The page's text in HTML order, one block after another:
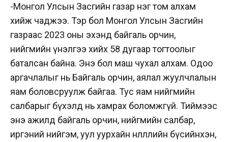
-Монгол Улсын Засгийн газар нэг том алхам
хийж чаджээ. Тэр бол Монгол Улсын Засгийн
газраас 2023 оны эхэнд байгаль орчин,
нийгмийн үнэлгээ хийх 58 дугаар тогтоолыг
баталсан байна. Энэ бол маш чухал алхам. Одоо
аргачлалыг нь Байгаль орчин, аялал жуулчлалын
яам боловсруулж байгаа. Тус яам нийгмийн
салбарыг бүхэлд нь хамрах боломжгүй. Тиймээс
энэ ажилд байгаль орчин, нийгмийн салбар,
иргэний нийгэм, уул уурхайн нөлөөллийн бүсийнхэн,